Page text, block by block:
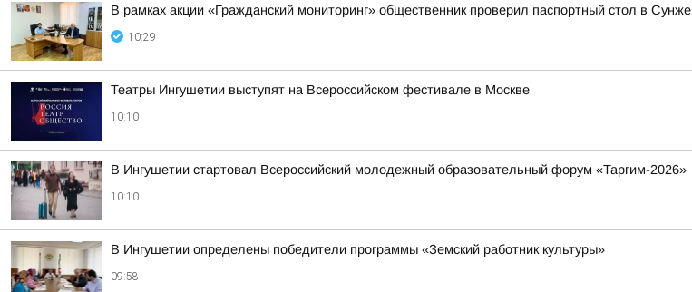
В рамках акции «Гражданский мониторинг» общественник проверил паспортный стол в Сунже
10:29
Театры Ингушетии выступят на Всероссийском фестивале в Москве
10:10
В Ингушетии стартовал Всероссийский молодежный образовательный форум «Таргим-2026»
10:10
В Ингушетии определены победители программы «Земский работник культуры»
09:58